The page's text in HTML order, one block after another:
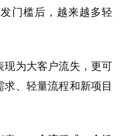
门槛后，越来越多轻
为大客户流失，更可
、轻量流程和新项目